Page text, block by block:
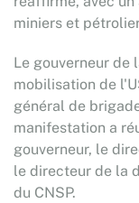
miniers et
Le gouverneur de
mobilisation de
général de
manifestation a
gouverneur, le
le directeur de la
du CNSP.